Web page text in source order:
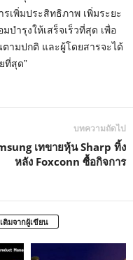
รเพิ่มประสิทธิภาพ เพิ่มระยะ
บำรุงให้เสร็จเร็วที่สุด เพื่อ
ามปกติ และผู้โดยสารจะได้
ที่สุด”
บทความถัดไป
เทขายหุ้น Sharp ทิ้ง
หลัง Foxconn ซื้อกิจการ
ติมจากผู้เขียน